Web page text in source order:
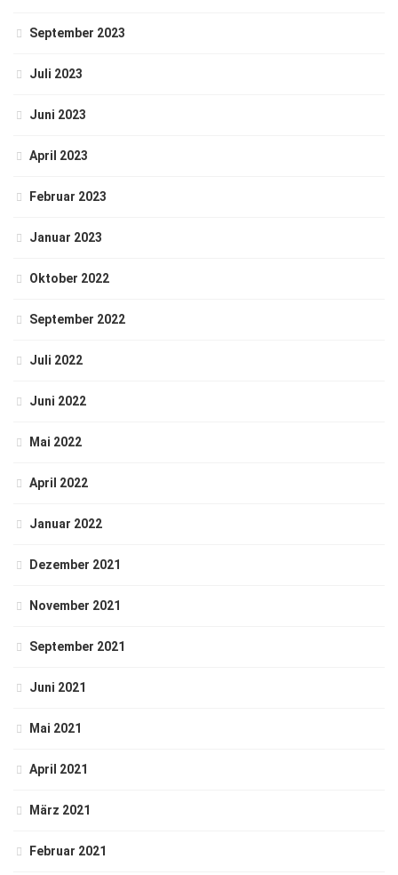
September 2023
Juli 2023
Juni 2023
April 2023
Februar 2023
Januar 2023
Oktober 2022
September 2022
Juli 2022
Juni 2022
Mai 2022
April 2022
Januar 2022
Dezember 2021
November 2021
September 2021
Juni 2021
Mai 2021
April 2021
März 2021
Februar 2021